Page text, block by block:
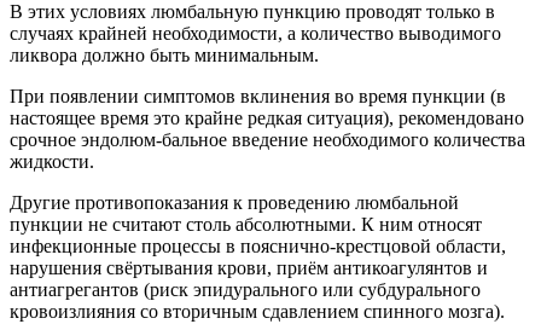
В этих условиях люмбальную пункцию проводят только в
случаях крайней необходимости, а количество выводимого
ликвора должно быть минимальным.
При появлении симптомов вклинения во время пункции (в
настоящее время это крайне редкая ситуация), рекомендовано
срочное эндолюм-бальное введение необходимого количества
жидкости.
Другие противопоказания к проведению люмбальной
пункции не считают столь абсолютными. К ним относят
инфекционные процессы в пояснично-крестцовой области,
нарушения свёртывания крови, приём антикоагулянтов и
антиагрегантов (риск эпидурального или субдурального
кровоизлияния со вторичным сдавлением спинного мозга).